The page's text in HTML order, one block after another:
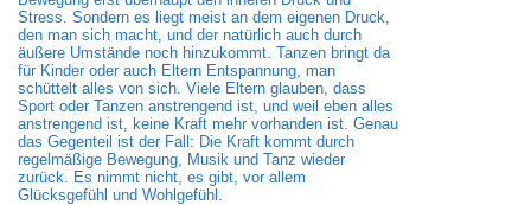
Stress. Sondern es liegt meist an dem eigenen Druck,
den man sich macht, und der natürlich auch durch
äußere Umstände noch hinzukommt. Tanzen bringt da
für Kinder oder auch Eltern Entspannung, man
schüttelt alles von sich. Viele Eltern glauben, dass
Sport oder Tanzen anstrengend ist, und weil eben alles
anstrengend ist, keine Kraft mehr vorhanden ist. Genau
das Gegenteil ist der Fall: Die Kraft kommt durch
regelmäßige Bewegung, Musik und Tanz wieder
zurück. Es nimmt nicht, es gibt, vor allem
Glücksgefühl und Wohlgefühl.